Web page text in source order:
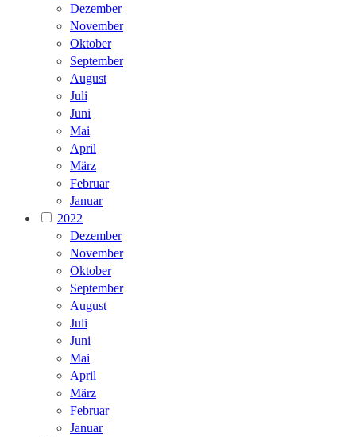
Dezember
November
Oktober
September
August
Juli
Juni
Mai
April
März
Februar
Januar
2022
Dezember
November
Oktober
September
August
Juli
Juni
Mai
April
März
Februar
Januar